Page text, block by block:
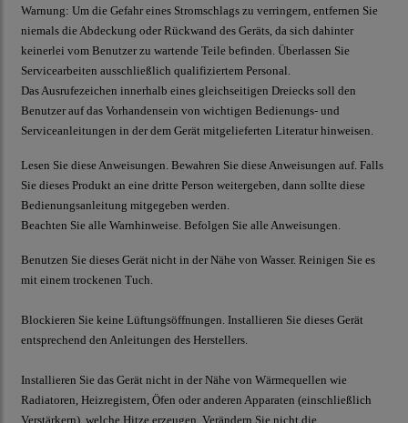
Warnung: Um die Gefahr eines Stromschlags zu verringern, entfernen Sie
niemals die Abdeckung oder Rückwand des Geräts, da sich dahinter
keinerlei vom Benutzer zu wartende Teile befinden. Überlassen Sie
Servicearbeiten ausschließlich qualifiziertem Personal.
Das Ausrufezeichen innerhalb eines gleichseitigen Dreiecks soll den
Benutzer auf das Vorhandensein von wichtigen Bedienungs- und
Serviceanleitungen in der dem Gerät mitgelieferten Literatur hinweisen.
Lesen Sie diese Anweisungen. Bewahren Sie diese Anweisungen auf. Falls
Sie dieses Produkt an eine dritte Person weitergeben, dann sollte diese
Bedienungsanleitung mitgegeben werden.
Beachten Sie alle Warnhinweise. Befolgen Sie alle Anweisungen.
Benutzen Sie dieses Gerät nicht in der Nähe von Wasser. Reinigen Sie es
mit einem trockenen Tuch.
Blockieren Sie keine Lüftungsöffnungen. Installieren Sie dieses Gerät
entsprechend den Anleitungen des Herstellers.
Installieren Sie das Gerät nicht in der Nähe von Wärmequellen wie
Radiatoren, Heizregistern, Öfen oder anderen Apparaten (einschließlich
Verstärkern), welche Hitze erzeugen. Verändern Sie nicht die